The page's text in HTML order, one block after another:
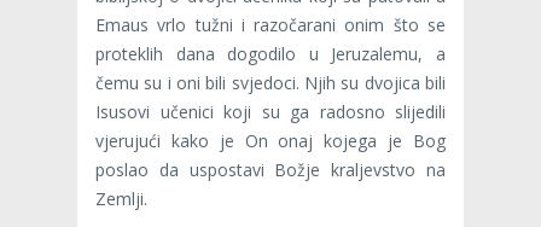
Emaus vrlo tužni i razočarani onim što se
proteklih dana dogodi­lo u Jeruzalemu, a
čemu su i oni bili svjedoci. Njih su dvojica bili
Isusovi učenici koji su ga radosno slijedili
vjerujući kako je On onaj kojega je Bog
poslao da uspostavi Božje kraljevstvo na
Zemlji.